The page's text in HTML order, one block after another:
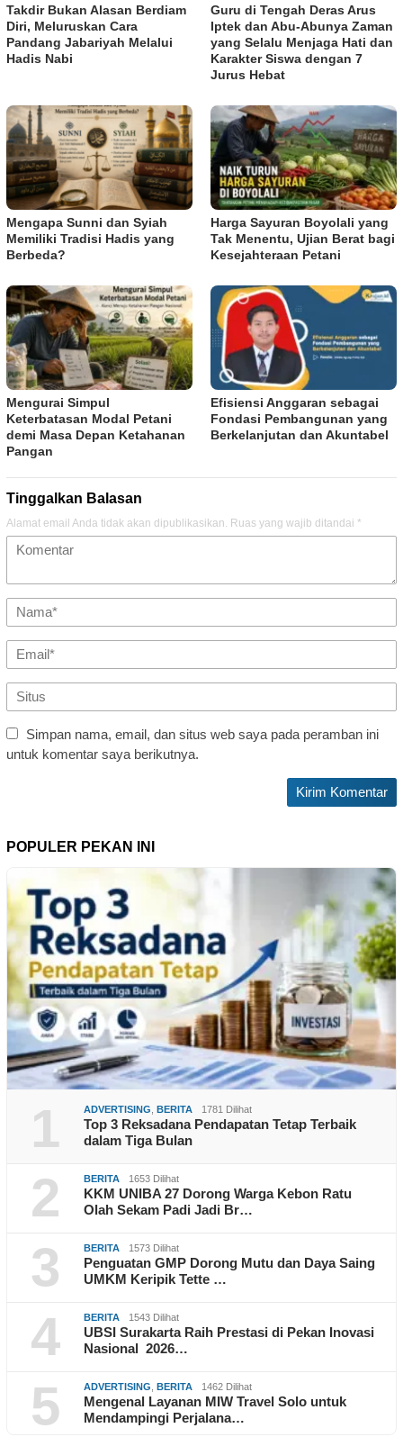
Takdir Bukan Alasan Berdiam
Diri, Meluruskan Cara
Pandang Jabariyah Melalui
Hadis Nabi
Guru di Tengah Deras Arus
Iptek dan Abu-Abunya Zaman
yang Selalu Menjaga Hati dan
Karakter Siswa dengan 7
Jurus Hebat
Mengapa Sunni dan Syiah
Memiliki Tradisi Hadis yang
Berbeda?
Harga Sayuran Boyolali yang
Tak Menentu, Ujian Berat bagi
Kesejahteraan Petani
Mengurai Simpul
Keterbatasan Modal Petani
demi Masa Depan Ketahanan
Pangan
Efisiensi Anggaran sebagai
Fondasi Pembangunan yang
Berkelanjutan dan Akuntabel
Tinggalkan Balasan
Alamat email Anda tidak akan dipublikasikan. Ruas yang wajib ditandai *
Simpan nama, email, dan situs web saya pada peramban ini
untuk komentar saya berikutnya.
POPULER PEKAN INI
1 ADVERTISING BERITA 1781 Dilihat
Top 3 Reksadana Pendapatan Tetap Terbaik
dalam Tiga Bulan
2 BERITA 1653 Dilihat
KKM UNIBA 27 Dorong Warga Kebon Ratu
Olah Sekam Padi Jadi Br…
3 BERITA 1573 Dilihat
Penguatan GMP Dorong Mutu dan Daya Saing
UMKM Keripik Tette …
4 BERITA 1543 Dilihat
UBSI Surakarta Raih Prestasi di Pekan Inovasi
Nasional 2026…
5 ADVERTISING BERITA 1462 Dilihat
Mengenal Layanan MIW Travel Solo untuk
Mendampingi Perjalana…